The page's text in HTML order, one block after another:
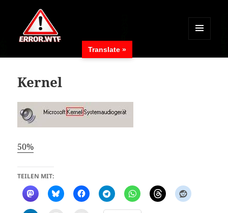
MENÜ
WIDGETS
Kernel
50%
TEILEN MIT:
Translate »